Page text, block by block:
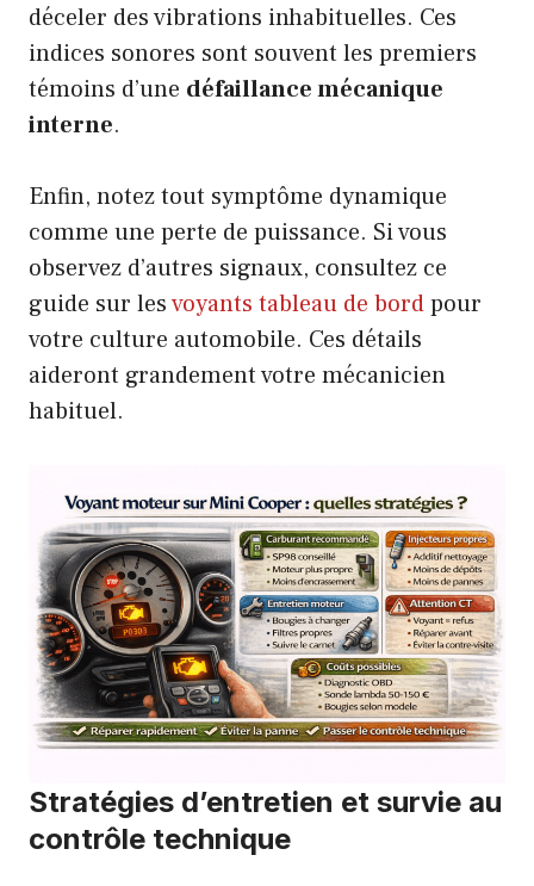
déceler des vibrations inhabituelles. Ces
indices sonores sont souvent les premiers
témoins d’une défaillance mécanique
interne.
Enfin, notez tout symptôme dynamique
comme une perte de puissance. Si vous
observez d’autres signaux, consultez ce
guide sur lesvoyants tableau de bordpour
votre culture automobile. Ces détails
aideront grandement votre mécanicien
habituel.
Stratégies d’entretien et survie au
contrôle technique